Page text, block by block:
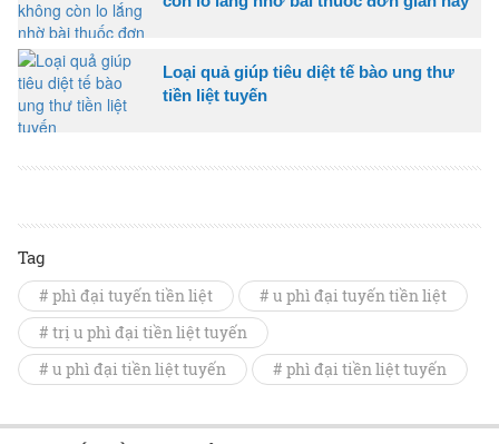
Loại quả giúp tiêu diệt tế bào ung thư
tiền liệt tuyến
Tag
# phì đại tuyến tiền liệt
# u phì đại tuyến tiền liệt
# trị u phì đại tiền liệt tuyến
# u phì đại tiền liệt tuyến
# phì đại tiền liệt tuyến